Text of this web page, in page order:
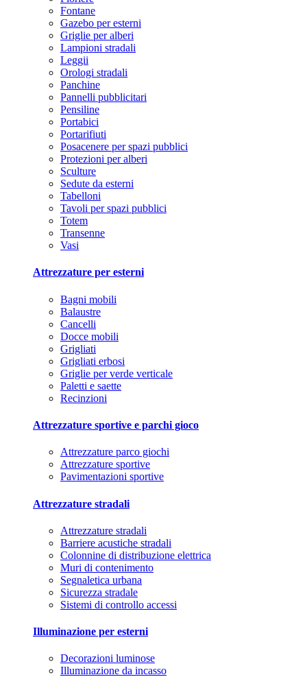
Fontane
Gazebo per esterni
Griglie per alberi
Lampioni stradali
Leggii
Orologi stradali
Panchine
Pannelli pubblicitari
Pensiline
Portabici
Portarifiuti
Posacenere per spazi pubblici
Protezioni per alberi
Sculture
Sedute da esterni
Tabelloni
Tavoli per spazi pubblici
Totem
Transenne
Vasi
Attrezzature per esterni
Bagni mobili
Balaustre
Cancelli
Docce mobili
Grigliati
Grigliati erbosi
Griglie per verde verticale
Paletti e saette
Recinzioni
Attrezzature sportive e parchi gioco
Attrezzature parco giochi
Attrezzature sportive
Pavimentazioni sportive
Attrezzature stradali
Attrezzature stradali
Barriere acustiche stradali
Colonnine di distribuzione elettrica
Muri di contenimento
Segnaletica urbana
Sicurezza stradale
Sistemi di controllo accessi
Illuminazione per esterni
Decorazioni luminose
Illuminazione da incasso